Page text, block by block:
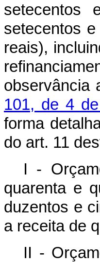
setecentos
setecentos
reais),
observância
101, de 4
forma
do art. 11
I -
quarenta e
duzentos e
a receita de
II -